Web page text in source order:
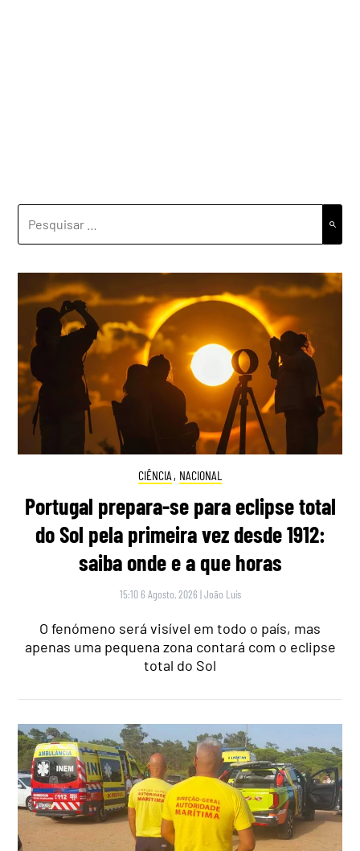
CIÊNCIA , NACIONAL
Portugal prepara-se para eclipse total
do Sol pela primeira vez desde 1912:
saiba onde e a que horas
15:10 6 Agosto, 2026 |João Luís
O fenómeno será visível em todo o país, mas
apenas uma pequena zona contará com o eclipse
total do Sol